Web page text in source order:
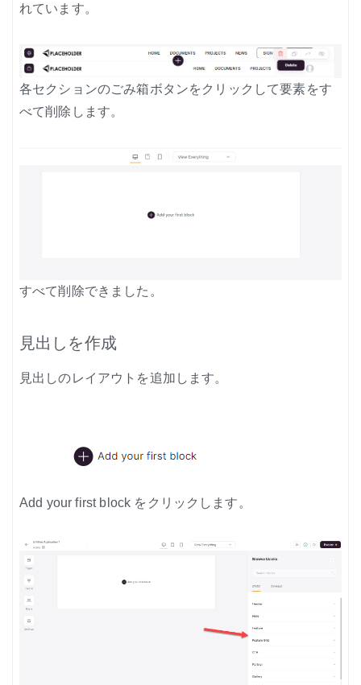
れています。
各セクションのごみ箱ボタンをクリックして要素をす
べて削除します。
すべて削除できました。
見出しを作成
見出しのレイアウトを追加します。
Add your first block をクリックします。